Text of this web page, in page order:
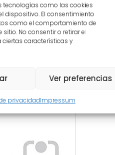
tecnologías como las cookies
dispositivo. El consentimiento
como el comportamiento de
No consentir o retirar el
características y
Ver preferencias
privacidadImpressum
Comparte